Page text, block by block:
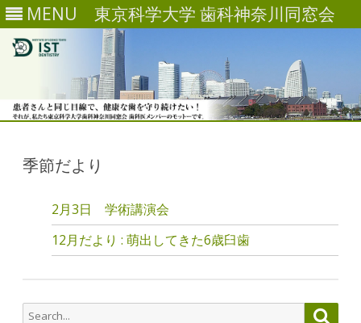
MENU 東京科学大学 歯科神奈川同窓会
季節だより
2月3日 学術講演会
12月だより : 萌出してきた6歳臼歯
Search